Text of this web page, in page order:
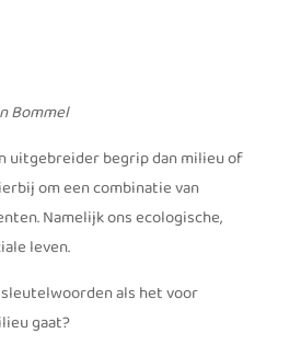
Bommel
uitgebreider begrip dan milieu of
om een combinatie van
Namelijk ons ecologische,
leven.
als het voor
gaat?